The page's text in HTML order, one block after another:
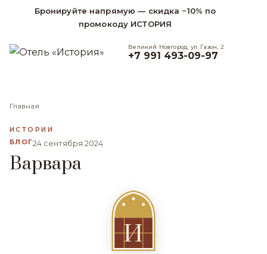
Бронируйте напрямую — скидка −10% по
промокоду ИСТОРИЯ
Великий Новгород, ул. Газон, 2
+7 991 493-09-97
Главная
ИСТОРИИ
БЛОГ24 сентября 2024
Варвара
И